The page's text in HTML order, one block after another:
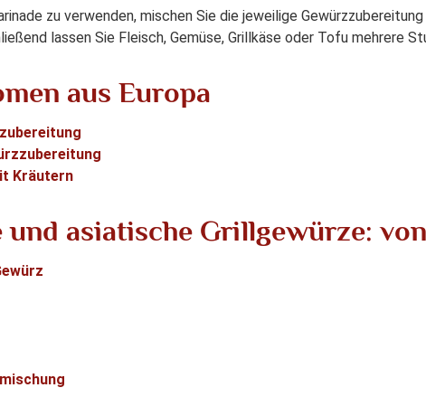
zu verwenden, mischen Sie die jeweilige
lassen Sie Fleisch, Gemüse, Grillkäse oder Tofu mehrere
aus Europa
Kräutern
asiatische Grillgewürze: